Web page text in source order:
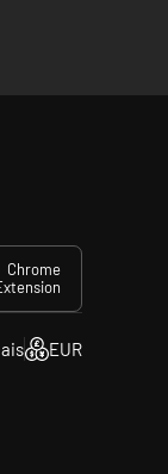
Chrome
EUR